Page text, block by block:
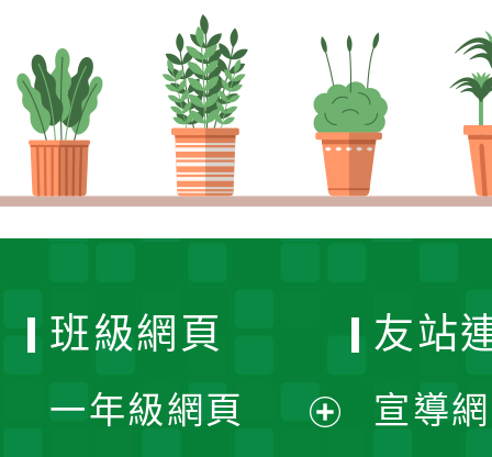
班級網頁
一年級網頁
友站
宣導